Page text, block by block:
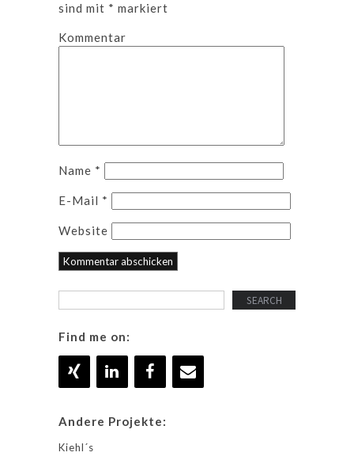
sind mit * markiert
Kommentar
Name *
E-Mail *
Website
Find me on:
Andere Projekte:
Kiehl´s